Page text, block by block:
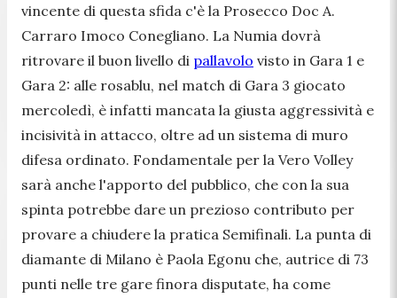
vincente di questa sfida c'è la Prosecco Doc A.
Carraro Imoco Conegliano. La Numia dovrà
ritrovare il buon livello di pallavolo visto in Gara 1 e
Gara 2: alle rosablu, nel match di Gara 3 giocato
mercoledì, è infatti mancata la giusta aggressività e
incisività in attacco, oltre ad un sistema di muro
difesa ordinato. Fondamentale per la Vero Volley
sarà anche l'apporto del pubblico, che con la sua
spinta potrebbe dare un prezioso contributo per
provare a chiudere la pratica Semifinali. La punta di
diamante di Milano è Paola Egonu che, autrice di 73
punti nelle tre gare finora disputate, ha come